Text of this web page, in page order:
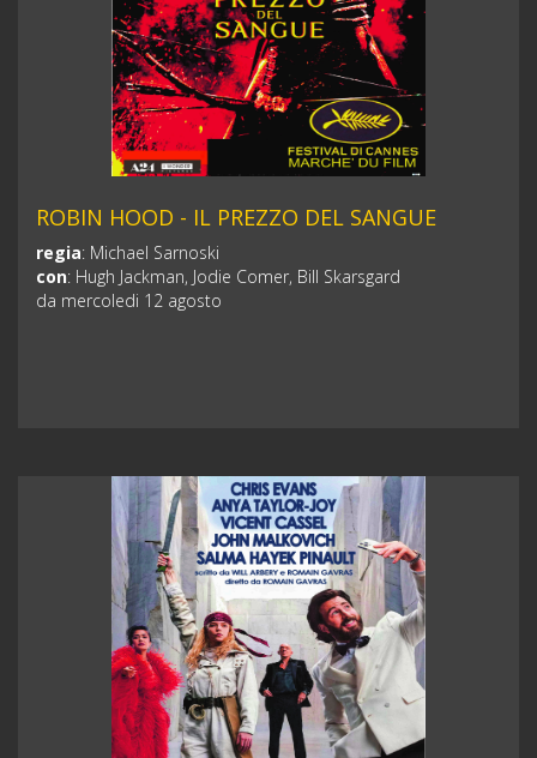
ROBIN HOOD - IL PREZZO DEL SANGUE
regia: Michael Sarnoski
con: Hugh Jackman, Jodie Comer, Bill Skarsgard
da mercoledi 12 agosto